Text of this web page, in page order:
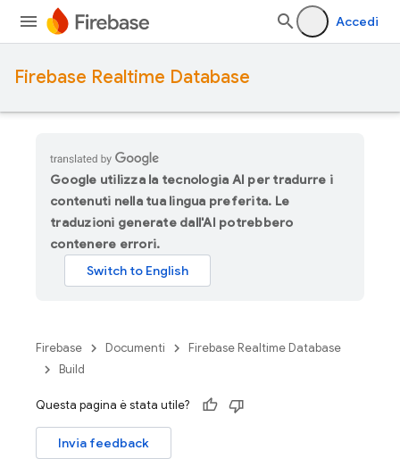
Accedi
Firebase Realtime Database
Google utilizza la tecnologia AI per tradurre i
contenuti nella tua lingua preferita. Le
traduzioni generate dall'AI potrebbero
contenere errori.
Firebase Documenti
Firebase Realtime Database
Build
Questa pagina è stata utile?
Invia feedback